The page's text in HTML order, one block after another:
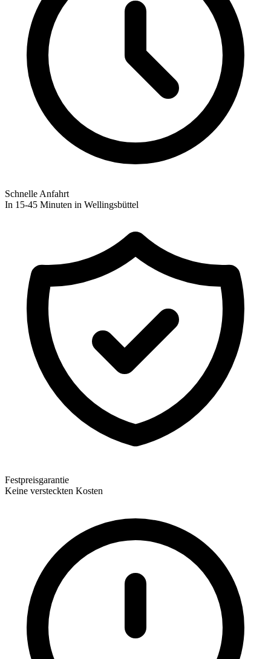
Schnelle Anfahrt
In 15-45 Minuten in Wellingsbüttel
Festpreisgarantie
Keine versteckten Kosten